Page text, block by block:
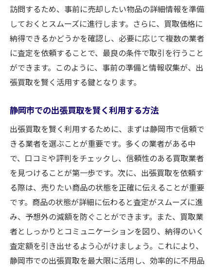
訪問するため、事前に売却したい物品の詳細情報を準備
しておくとスムーズに進行します。さらに、買取価格に
納得できるかどうかを確認し、必要に応じて複数の業者
に査定を依頼することで、最良の条件で取引を行うこと
ができます。このように、事前の準備と情報収集が、出
張買取を賢く活用する鍵となります。
静岡市での出張買取を賢く利用する方法
出張買取を賢く利用するために、まずは静岡市で信頼で
きる業者を選ぶことが重要です。多くの業者がある中
で、口コミや評判をチェックし、信頼性のある買取業者
を見つけることが第一歩です。次に、出張買取を依頼す
る際は、売りたい商品の状態を正確に伝えることが重要
です。商品の状態が詳細に伝わると査定がスムーズに進
み、予想外の減額を防ぐことができます。また、買取業
者としっかりとコミュニケーションを図り、納得のいく
査定額を引き出せるよう心がけましょう。これにより、
静岡市での出張買取を最大限に活用し、効率的に不用品